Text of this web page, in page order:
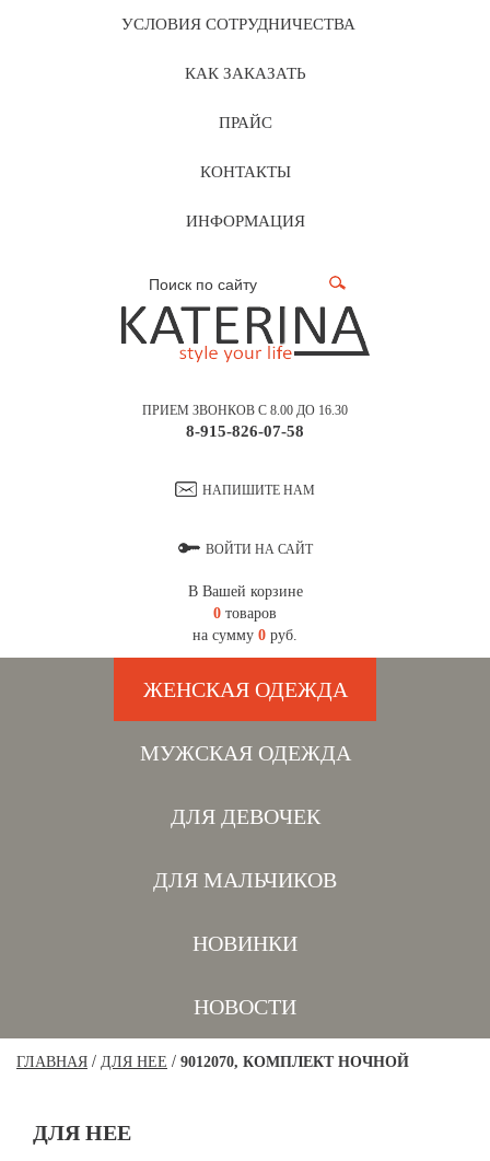
УСЛОВИЯ СОТРУДНИЧЕСТВА
КАК ЗАКАЗАТЬ
ПРАЙС
КОНТАКТЫ
ИНФОРМАЦИЯ
ПРИЕМ ЗВОНКОВ С 8.00 ДО 16.30
8-915-826-07-58
НАПИШИТЕ НАМ
ВОЙТИ НА САЙТ
В Вашей корзине
0 товаров
на сумму 0 руб.
ЖЕНСКАЯ ОДЕЖДА
МУЖСКАЯ ОДЕЖДА
ДЛЯ ДЕВОЧЕК
ДЛЯ МАЛЬЧИКОВ
НОВИНКИ
НОВОСТИ
ГЛАВНАЯ / ДЛЯ НЕЕ / 9012070, КОМПЛЕКТ НОЧНОЙ
ДЛЯ НЕЕ